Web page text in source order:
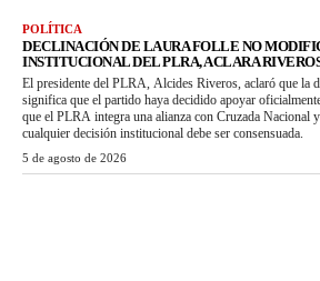
POLÍTICA
DECLINACIÓN DE LAURA FOLLE NO
INSTITUCIONAL DEL PLRA, ACLARA
El presidente del PLRA, Alcides Riveros, aclaró que la
significa que el partido haya decidido apoyar
que el PLRA integra una alianza con Cruzada Nacional
cualquier decisión institucional debe ser consensuada.
5 de agosto de 2026